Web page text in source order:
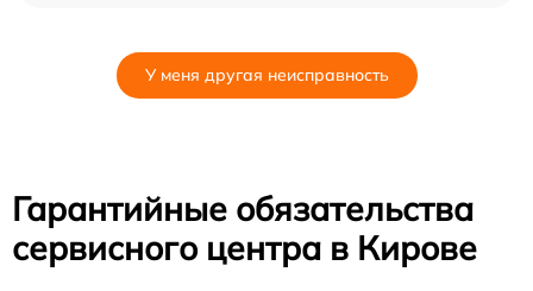
У меня другая неисправность
Гарантийные обязательства
сервисного центра в Кирове